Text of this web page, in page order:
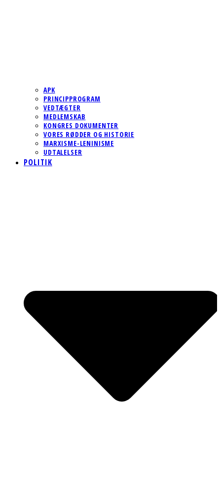
APK
PRINCIPPROGRAM
VEDTÆGTER
MEDLEMSKAB
KONGRES DOKUMENTER
VORES RØDDER OG HISTORIE
MARXISME-LENINISME
UDTALELSER
POLITIK